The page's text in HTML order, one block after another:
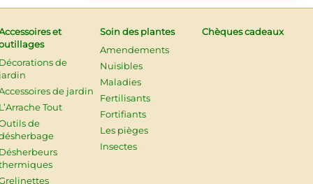
et
de
de jardin
Tout
de
Soin des plantes
Amendements
Nuisibles
Maladies
Fertilisants
Fortifiants
Les pièges
Insectes
Chèques cadeaux